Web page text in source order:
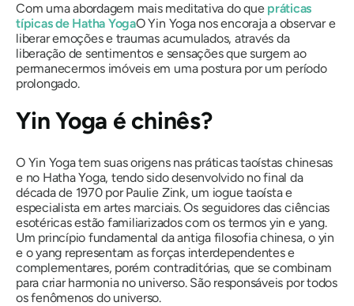
Com uma abordagem mais meditativa do que práticas
típicas de Hatha YogaO Yin Yoga nos encoraja a observar e
liberar emoções e traumas acumulados, através da
liberação de sentimentos e sensações que surgem ao
permanecermos imóveis em uma postura por um período
prolongado.
Yin Yoga é chinês?
O Yin Yoga tem suas origens nas práticas taoístas chinesas
e no Hatha Yoga, tendo sido desenvolvido no final da
década de 1970 por Paulie Zink, um iogue taoísta e
especialista em artes marciais. Os seguidores das ciências
esotéricas estão familiarizados com os termos yin e yang.
Um princípio fundamental da antiga filosofia chinesa, o yin
e o yang representam as forças interdependentes e
complementares, porém contraditórias, que se combinam
para criar harmonia no universo. São responsáveis ​​por todos
os fenômenos do universo.